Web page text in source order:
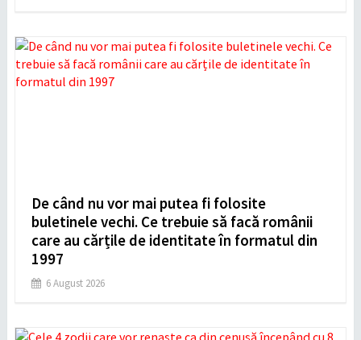
De când nu vor mai putea fi folosite
buletinele vechi. Ce trebuie să facă românii
care au cărțile de identitate în formatul din
1997
6 August 2026